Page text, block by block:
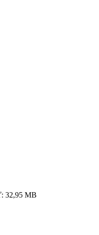
32,95 MB